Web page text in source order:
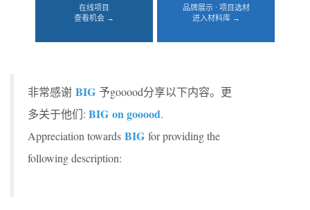
在线项目
查看机会 →
品牌展示 · 项目选材
进入材料库 →
非常感谢 BIG 予gooood分享以下内容。更
多关于他们: BIG on gooood.
Appreciation towards BIG for providing the
following description: